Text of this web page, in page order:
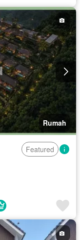
Rumah
Featured